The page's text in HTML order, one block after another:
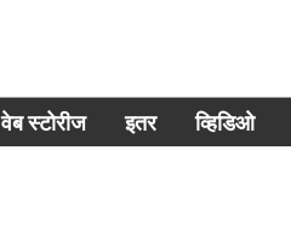
वेब स्टोरीज इतर व्हिडिओ